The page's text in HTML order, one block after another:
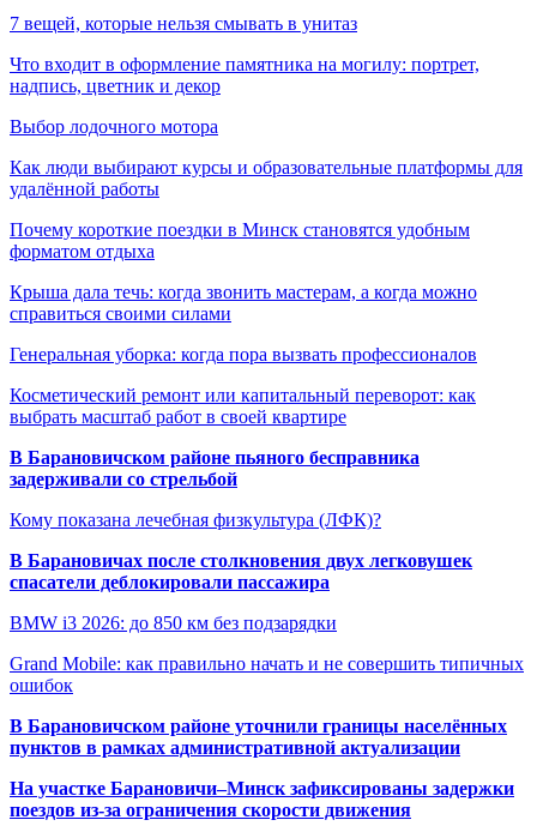
7 вещей, которые нельзя смывать в унитаз
Что входит в оформление памятника на могилу: портрет,
надпись, цветник и декор
Выбор лодочного мотора
Как люди выбирают курсы и образовательные платформы для
удалённой работы
Почему короткие поездки в Минск становятся удобным
форматом отдыха
Крыша дала течь: когда звонить мастерам, а когда можно
справиться своими силами
Генеральная уборка: когда пора вызвать профессионалов
Косметический ремонт или капитальный переворот: как
выбрать масштаб работ в своей квартире
В Барановичском районе пьяного бесправника
задерживали со стрельбой
Кому показана лечебная физкультура (ЛФК)?
В Барановичах после столкновения двух легковушек
спасатели деблокировали пассажира
BMW i3 2026: до 850 км без подзарядки
Grand Mobile: как правильно начать и не совершить типичных
ошибок
В Барановичском районе уточнили границы населённых
пунктов в рамках административной актуализации
На участке Барановичи–Минск зафиксированы задержки
поездов из-за ограничения скорости движения